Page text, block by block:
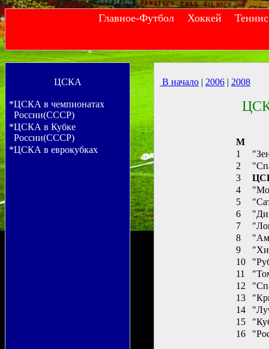
Главное-Футбол-- Хоккей Теннис
ЦСКА
*ЦСКА в чемпионатах
России(СССР)
*ЦСКА в Кубке
России(СССР)
*ЦСКА в еврокубках
В начало | 2006 | 2008
M
1
2
3
4
5
6
7
8
9
10
11
12
13
14
15
16